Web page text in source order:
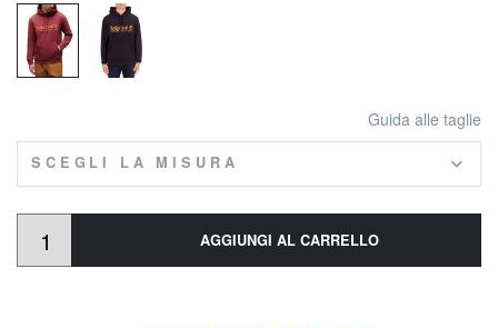
Guida alle taglie
SCEGLI LA MISURA
AGGIUNGI AL CARRELLO